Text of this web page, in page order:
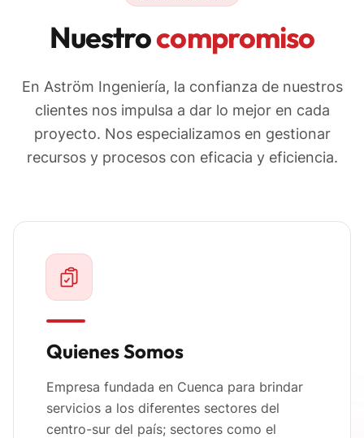
Nuestrocompromiso
En Aström Ingeniería, la confianza de nuestros
clientes nos impulsa a dar lo mejor en cada
proyecto. Nos especializamos en gestionar
recursos y procesos con eficacia y eficiencia.
Quienes Somos
Empresa fundada en Cuenca para brindar
servicios a los diferentes sectores del
centro-sur del país; sectores como el